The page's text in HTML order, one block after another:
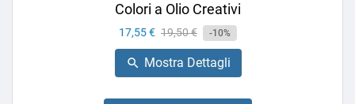
Colori a Olio Creativi
Prezzo
17,55 € Prezzo
base
19,50 € -10%
 Mostra Dettagli